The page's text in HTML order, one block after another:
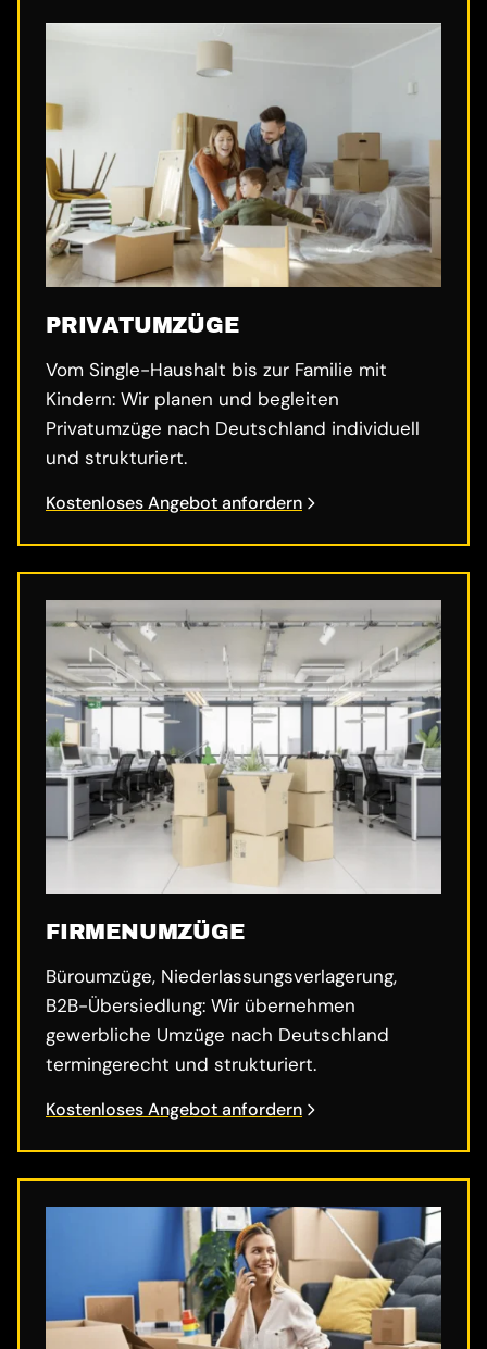
PRIVATUMZÜGE
Vom Single-Haushalt bis zur Familie mit
Kindern: Wir planen und begleiten
Privatumzüge nach Deutschland individuell
und strukturiert.
Kostenloses Angebot anfordern
FIRMENUMZÜGE
Büroumzüge, Niederlassungsverlagerung,
B2B-Übersiedlung: Wir übernehmen
gewerbliche Umzüge nach Deutschland
termingerecht und strukturiert.
Kostenloses Angebot anfordern